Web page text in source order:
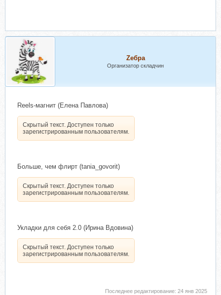
Zебра
Организатор складчин
Reels-магнит (Елена Павлова)
Скрытый текст. Доступен только
зарегистрированным пользователям.
Больше, чем флирт (tania_govorit)
Скрытый текст. Доступен только
зарегистрированным пользователям.
Укладки для себя 2.0 (Ирина Вдовина)
Скрытый текст. Доступен только
зарегистрированным пользователям.
Последнее редактирование: 24 янв 2025